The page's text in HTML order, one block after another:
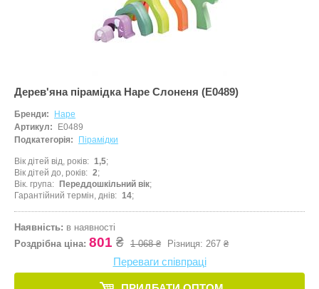
Дерев'яна пірамідка Hape Слоненя (E0489)
Бренди:
Hape
Артикул:
E0489
Подкатегорія:
Пірамідки
Вік дітей від, років
1,5
Вік дітей до, років
2
Вік. група
Переддошкільний вік
Гарантійний термін, днів
14
Наявність: в наявності
Роздрібна ціна: 801 ₴ 1 068 ₴ Різниця: 267 ₴
Переваги співпраці